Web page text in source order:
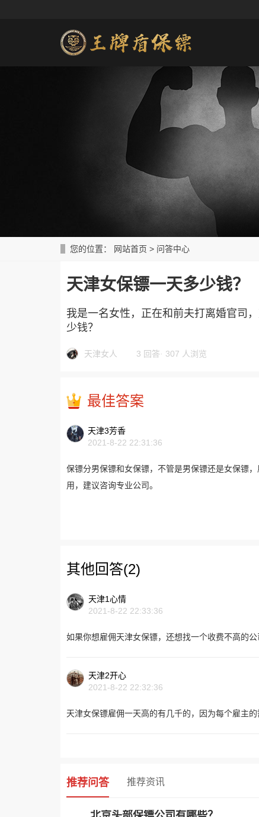
您的位置： 网站首页 > 问答中心
天津女保镖一天多少钱？
我是一名女性，正在和前夫打离婚官司
少钱？
天津女人 3 回答· 307 人浏览
最佳答案
天津3芳香
2021-8-22 22:31:36
保镖分男保镖和女保镖，不管是男保镖还是女保镖
用，建议咨询专业公司。
其他回答(2)
天津1心情
2021-8-22 22:33:36
如果你想雇佣天津女保镖，还想找一个收费不高的
天津2开心
2021-8-22 22:32:36
天津女保镖雇佣一天高的有几千的，因为每个雇主
推荐问答 推荐资讯